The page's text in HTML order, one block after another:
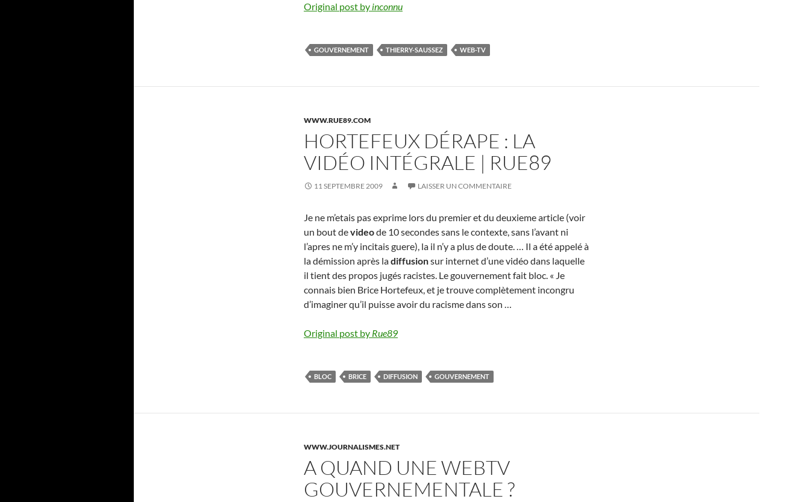
Original post by inconnu
GOUVERNEMENT THIERRY-SAUSSEZ WEB-TV
WWW.RUE89.COM
HORTEFEUX DÉRAPE : LA
VIDÉO INTÉGRALE | RUE89
11 SEPTEMBRE 2009 LAISSER UN COMMENTAIRE
Je ne m’etais pas exprime lors du premier et du deuxieme article (voir
un bout devideode 10 secondes sans le contexte, sans l’avant ni
l’apres ne m’y incitais guere), la il n’y a plus de doute. … Il a été appelé à
la démission après ladiffusionsur internet d’une vidéo dans laquelle
il tient des propos jugés racistes. Le gouvernement fait bloc. « Je
connais bien Brice Hortefeux, et je trouve complètement incongru
d’imaginer qu’il puisse avoir du racisme dans son …
Original post by Rue89
BLOC BRICE DIFFUSION GOUVERNEMENT
WWW.JOURNALISMES.NET
A QUAND UNE WEBTV
GOUVERNEMENTALE ?